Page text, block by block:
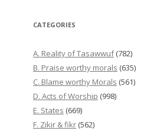
CATEGORIES
A. Reality of Tasawwuf(782)
B. Praise worthy morals (635)
C. Blame worthy Morals (561)
D. Acts of Worship (998)
E. States (669)
F. Zikir & fikr (562)